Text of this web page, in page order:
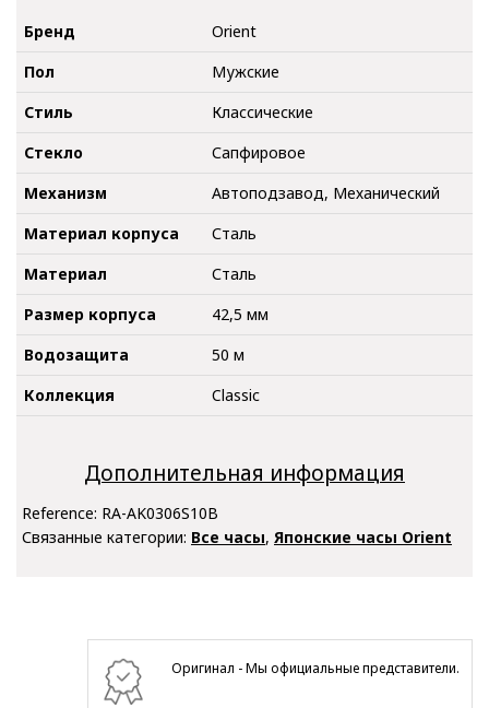
Бренд
Orient
Пол
Мужские
Стиль
Классические
Стекло
Сапфировое
Механизм
Автоподзавод, Механический
Материал корпуса
Сталь
Материал
Сталь
Размер корпуса
42,5 мм
Водозащита
50 м
Коллекция
Classic
Дополнительная информация
Reference: RA-AK0306S10B
Связанные категории: Все часы, Японские часы Orient
Оригинал - Мы официальные представители.